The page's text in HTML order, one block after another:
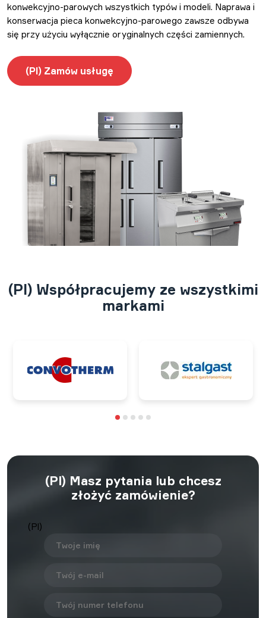
konwekcyjno-parowych wszystkich typów i modeli. Naprawa i
konserwacja pieca konwekcyjno-parowego zawsze odbywa
się przy użyciu wyłącznie oryginalnych części zamiennych.
(Pl) Zamów usługę
(Pl) Współpracujemy ze wszystkimi
markami
(Pl) Masz pytania lub chcesz
złożyć zamówienie?
(Pl)